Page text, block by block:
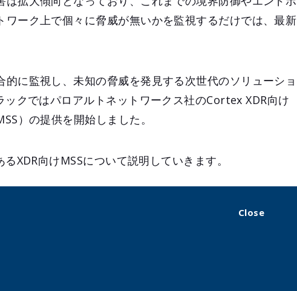
ワーク上で個々に脅威が無いかを監視するだけでは、最新
に監視し、未知の脅威を発見する次世代のソリューショ
ックではパロアルトネットワークス社のCortex XDR向け
）の提供を開始しました。
XDR向けMSSについて説明していきます。